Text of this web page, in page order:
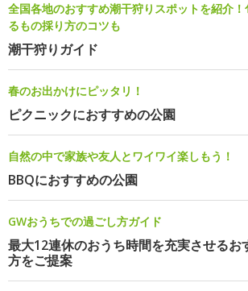
全国各地のおすすめ潮干狩りスポットを紹介
るもの採り方のコツも
潮干狩りガイド
春のお出かけにピッタリ！
ピクニックにおすすめの公園
自然の中で家族や友人とワイワイ楽しもう！
BBQにおすすめの公園
GWおうちでの過ごし方ガイド
最大12連休のおうち時間を充実させるお
方をご提案